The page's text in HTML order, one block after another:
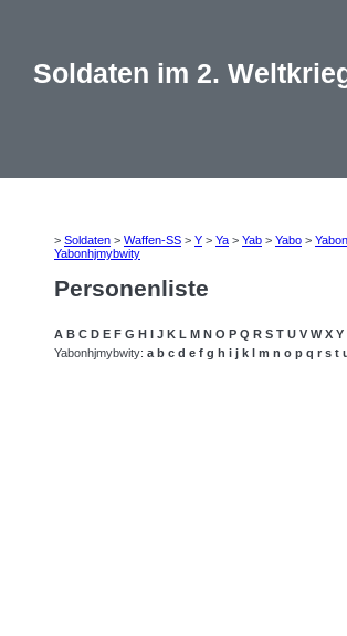
Soldaten im 2.
> Soldaten > Waffen-SS > Y > Ya > Yab > Yabo > Yabon
Yabonhjmybwity
Personenliste
A B C D E F G H I J K L M N O P Q R S T U V W X Y
Yabonhjmybwity: a b c d e f g h i j k l m n o p q r s t